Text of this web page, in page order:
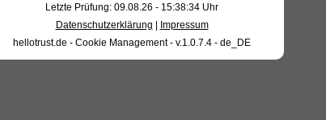
Letzte Prüfung: 09.08.26 - 15:38:34 Uhr
Datenschutzerklärung
Impressum
hellotrust.de - Cookie Management - v.1.0.7.4 - de_DE